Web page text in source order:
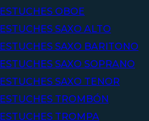
ESTUCHES OBOE
ESTUCHES SAXO ALTO
ESTUCHES SAXO BARITONO
ESTUCHES SAXO SOPRANO
ESTUCHES SAXO TENOR
ESTUCHES TROMBÓN
ESTUCHES TROMPA